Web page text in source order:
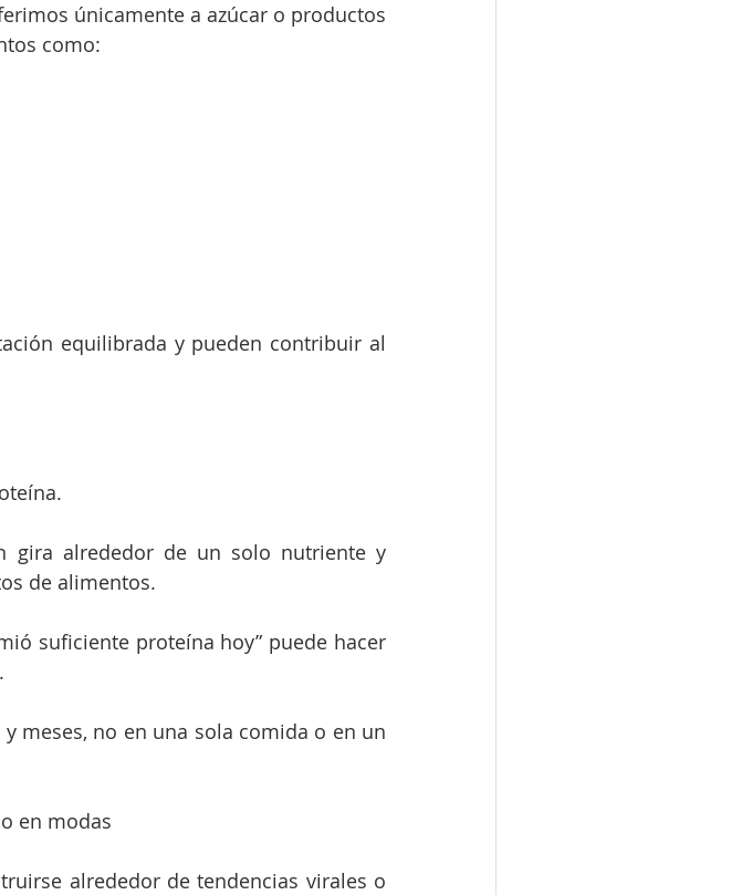
únicamente a azúcar o productos
como:
equilibrada y pueden contribuir al
gira alrededor de un solo nutriente y
de alimentos.
suficiente proteína hoy” puede hacer
meses, no en una sola comida o en un
en modas
alrededor de tendencias virales o